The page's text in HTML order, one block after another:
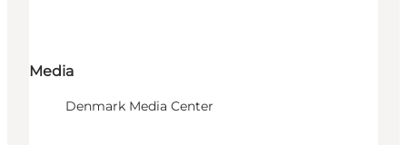
Media
Denmark Media Center